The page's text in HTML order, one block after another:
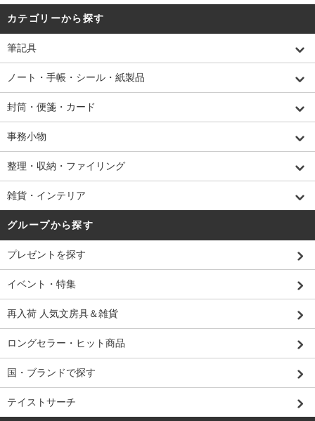
カテゴリーから探す
筆記具
ノート・手帳・シール・紙製品
封筒・便箋・カード
事務小物
整理・収納・ファイリング
雑貨・インテリア
グループから探す
プレゼントを探す
イベント・特集
再入荷 人気文房具＆雑貨
ロングセラー・ヒット商品
国・ブランドで探す
テイストサーチ